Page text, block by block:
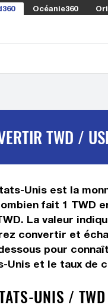
Océanie360
TWD /
Unis est la
fait 1 TWD
La valeur
convertir et
pour
et le taux de
UNIS /